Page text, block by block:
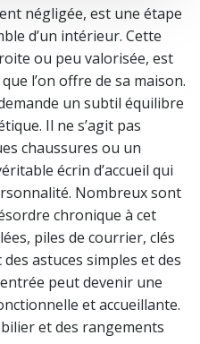
négligée, est une étape
d’un intérieur. Cette
ou peu valorisée, est
l’on offre de sa maison.
un subtil équilibre
Il ne s’agit pas
chaussures ou un
écrin d’accueil qui
Nombreux sont
chronique à cet
piles de courrier, clés
astuces simples et des
peut devenir une
et accueillante.
et des rangements